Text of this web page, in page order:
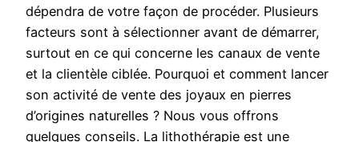
dépendra de votre façon de procéder. Plusieurs
facteurs sont à sélectionner avant de démarrer,
surtout en ce qui concerne les canaux de vente
et la clientèle ciblée. Pourquoi et comment lancer
son activité de vente des joyaux en pierres
d’origines naturelles ? Nous vous offrons
quelques conseils. La lithothérapie est une